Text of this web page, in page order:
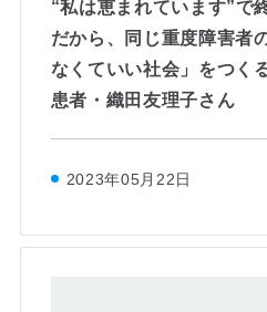
“私は恵まれています”で
だから、同じ重度障害者
なくていい社会」をつく
患者・織田友理子さん
2023年05月22日